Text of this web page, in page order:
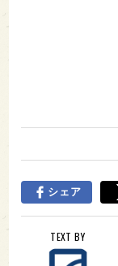
シェア
TEXT BY